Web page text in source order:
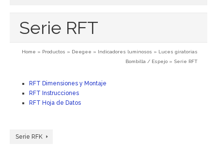
Serie RFT
Home » Productos » Deegee » Indicadores luminosos » Luces giratorias
Bombilla / Espejo » Serie RFT
RFT Dimensiones y Montaje
RFT Instrucciones
RFT Hoja de Datos
Serie RFK